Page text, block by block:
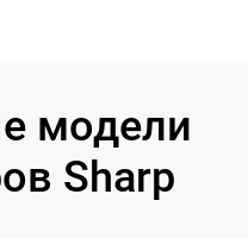
модели
Sharp